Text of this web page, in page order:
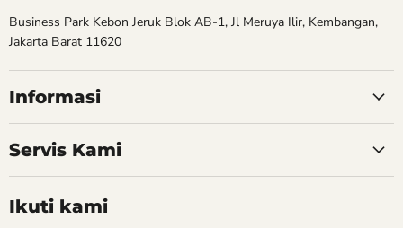
Business Park Kebon Jeruk Blok AB-1, Jl Meruya Ilir, Kembangan,
Jakarta Barat 11620
Informasi
Servis Kami
Ikuti kami